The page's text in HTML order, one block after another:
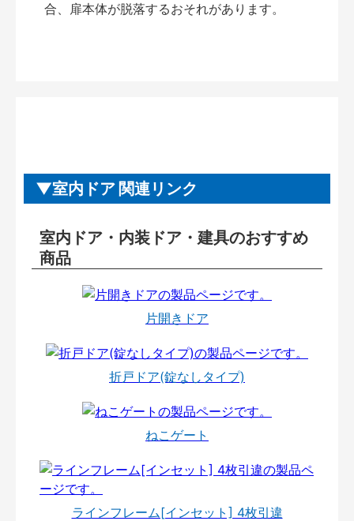
合、扉本体が脱落するおそれがあります。
室内ドア 関連リンク
室内ドア・内装ドア・建具のおすすめ
商品
片開きドア
折戸ドア(錠なしタイプ)
ねこゲート
ラインフレーム[インセット] 4枚引違